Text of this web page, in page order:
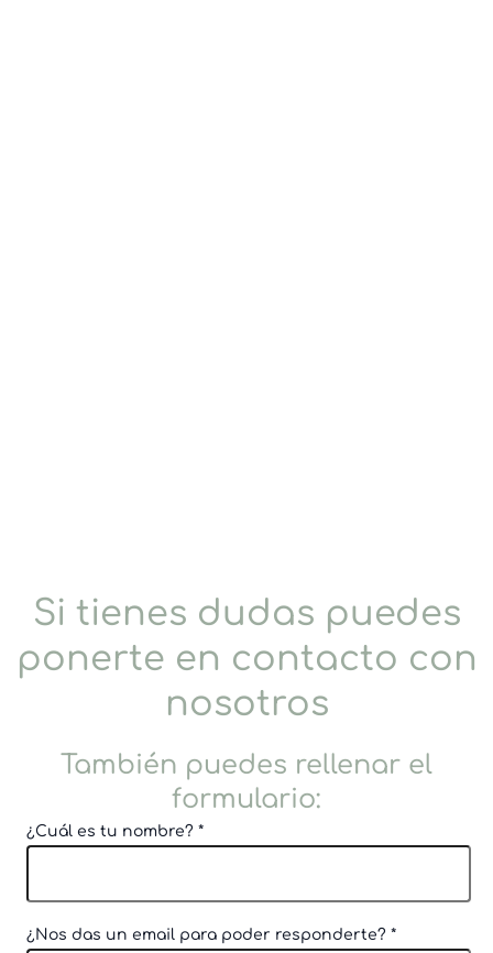
Si tienes dudas puedes
ponerte en contacto con
nosotros
También puedes rellenar el
formulario:
¿Cuál es tu nombre? *
¿Nos das un email para poder responderte? *